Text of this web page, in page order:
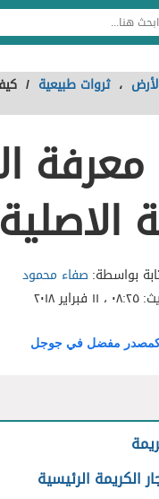
، ثروات طبيعية /
الاصلية
بواسطة: صفاء محمود
٠٨:٢٥ ، ١١ فبراير ٢٠١٨
مفضل في جوجل
الكريمة الرئيسية